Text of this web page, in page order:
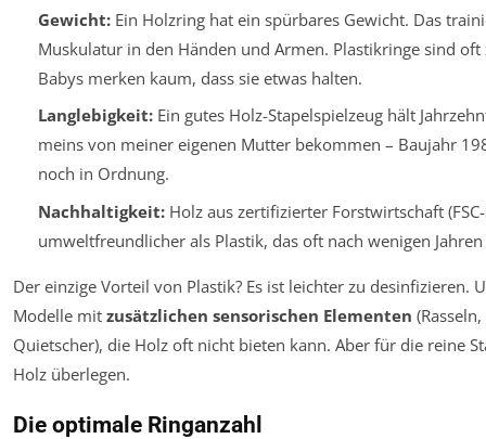
Gewicht:Ein Holzring hat ein spürbares Gewicht. Das
Muskulatur in den Händen und Armen. Plastikringe sind oft
Babys merken kaum, dass sie etwas halten.
Langlebigkeit:Ein gutes Holz-Stapelspielzeug hält
meins von meiner eigenen Mutter bekommen – Baujahr
noch in Ordnung.
Nachhaltigkeit:Holz aus zertifizierter Forstwirtschaft (FSC-
umweltfreundlicher als Plastik, das oft nach wenigen
Der einzige Vorteil von Plastik? Es ist leichter zu desinfizieren.
Modelle mit zusätzlichen sensorischen Elementen
Quietscher), die Holz oft nicht bieten kann. Aber für die reine
Holz überlegen.
Die optimale Ringanzahl